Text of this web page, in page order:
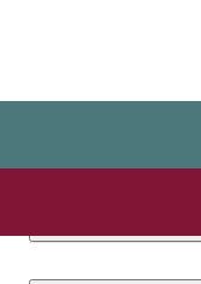
Forside